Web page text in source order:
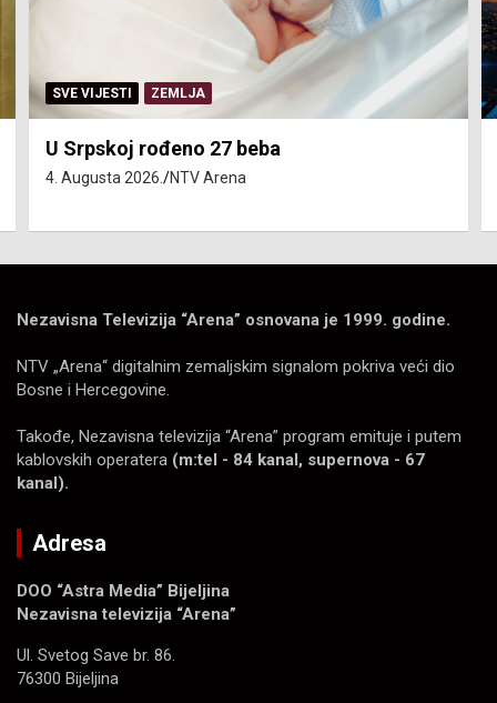
SERVISNE INFORMACIJE
Isključenja vode – utorak 4. avgust
4. Augusta 2026. NTV Arena
Nezavisna Televizija “Arena” osnovana je 1999. godine.
NTV „Arena“ digitalnim zemaljskim signalom pokriva veći dio
Bosne i Hercegovine.
Takođe, Nezavisna televizija “Arena” program emituje i putem
kablovskih operatera (m:tel - 84 kanal, supernova - 67
kanal).
Adresa
DOO “Astra Media” Bijeljina
Nezavisna televizija “Arena”
Ul. Svetog Save br. 86.
76300 Bijeljina